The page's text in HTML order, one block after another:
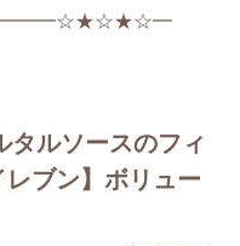
タルソースのフィ
ブン】ボリュー